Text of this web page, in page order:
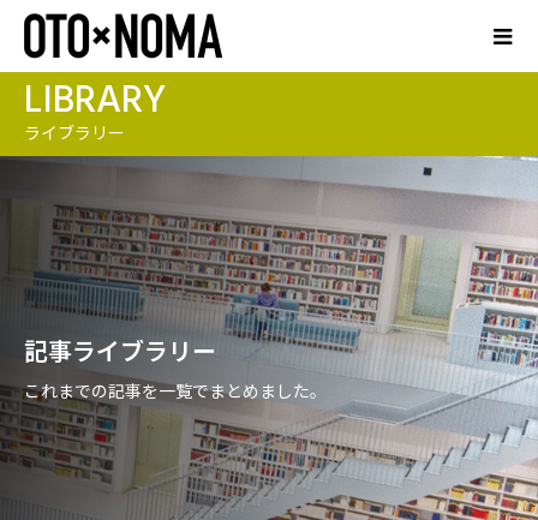
LIBRARY
ライブラリー
記事ライブラリー
これまでの記事を一覧でまとめました。